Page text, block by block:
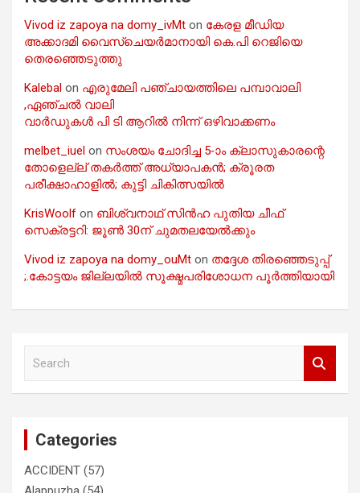
Vivod iz zapoya na domy_ivMt on കേരള മീഡിയ
അക്കാദമി വൈസ്ചെയർമാനായി കെ.പി റെജിയെ
തെരഞ്ഞെടുത്തു
Kalebal on എരുമേലി പഞ്ചായത്തിലെ പമ്പാവാലി
,ഏഞ്ചൽ വാലി
വാർഡുകൾ പി ടി ആറിൽ നിന്ന് ഒഴിവാക്കണം
melbet_iuel on സംശയം ചോദിച്ച 5-ാം ക്ലാസുകാരന്റെ
തോളെല്ല് തകർത്ത് അധ്യാപകൻ; ക്രൂരത
പരീക്ഷാഹാളിൽ; കുട്ടി ചികിത്സയിൽ
KrisWoolf on ബിശ്വനാഥ് സിൻഹ പുതിയ ചീഫ്
സെക്രട്ടറി: ജൂൺ 30ന് ചുമതലയേൽക്കും
Vivod iz zapoya na domy_ouMt on തദ്ദേശ തിരഞ്ഞെടുപ്പ്
;.കോട്ടയം ജില്ലയിൽ സൂക്ഷ്മപരിശോധന പൂർത്തിയായി
Categories
ACCIDENT (57)